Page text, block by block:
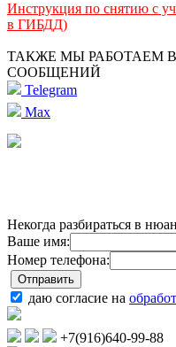
Инструкция по снятию с
в ГИБДД)
ТАКЖЕ МЫ РАБОТАЕМ
СООБЩЕНИЙ
Telegram
Max
Некогда разбираться в
Ваше имя:
Номер телефона:
даю согласие на
+7(916)640-99-88